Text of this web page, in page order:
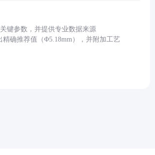
键参数，并提供专业数据来源
精确推荐值（Φ5.18mm），并附加工艺